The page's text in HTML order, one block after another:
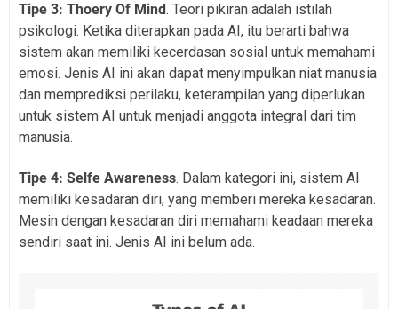
Tipe 3: Thoery Of Mind. Teori pikiran adalah istilah
psikologi. Ketika diterapkan pada AI, itu berarti bahwa
sistem akan memiliki kecerdasan sosial untuk memahami
emosi. Jenis AI ini akan dapat menyimpulkan niat manusia
dan memprediksi perilaku, keterampilan yang diperlukan
untuk sistem AI untuk menjadi anggota integral dari tim
manusia.
Tipe 4: Selfe Awareness. Dalam kategori ini, sistem AI
memiliki kesadaran diri, yang memberi mereka kesadaran.
Mesin dengan kesadaran diri memahami keadaan mereka
sendiri saat ini. Jenis AI ini belum ada.